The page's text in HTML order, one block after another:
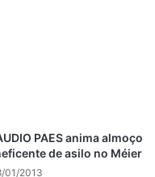
por amigos, assim
PAES anima almoço
de asilo no Méier
01/2013